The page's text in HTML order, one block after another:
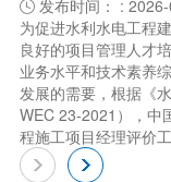
发布时间： :
为促进水利水电工程
良好的项目管理人才
业务水平和技术素养
发展的需要，根据《
WEC 23-2021），中
程施工项目经理评价